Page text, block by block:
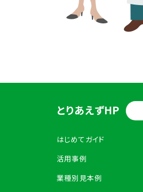
とりあえずHP
はじめてガイド
活用事例
業種別見本例